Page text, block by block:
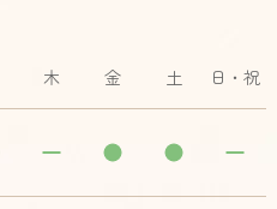
木 金 土 日・祝